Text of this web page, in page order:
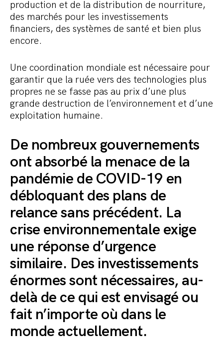
production et de la distribution de nourriture,
des marchés pour les investissements
financiers, des systèmes de santé et bien plus
encore.
Une coordination mondiale est nécessaire pour
garantir que la ruée vers des technologies plus
propres ne se fasse pas au prix d’une plus
grande destruction de l’environnement et d’une
exploitation humaine.
De nombreux gouvernements
ont absorbé la menace de la
pandémie de COVID-19 en
débloquant des plans de
relance sans précédent. La
crise environnementale exige
une réponse d’urgence
similaire. Des investissements
énormes sont nécessaires, au-
delà de ce qui est envisagé ou
fait n’importe où dans le
monde actuellement.